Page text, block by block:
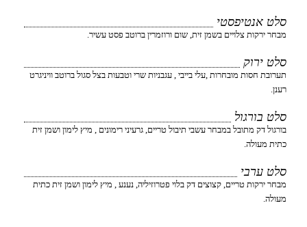
סלט אנטיפסטי
מבחר ירקות צלויים בשמן זית, שום ורוזמרין ברוטב פסט עשיר.
סלט ירוק
תערובת חסות מובחרות ,עלי בייבי , עגבניות שרי וטבעות בצל סגול ברוטב וויניגרט
רענן.
סלט בורגול
בורגול דק מתובל במבחר עשבי תיבול טריים, גרעיני רימונים , מיץ לימון ושמן זית
כתית מעולה.
סלט ערבי
מבחר ירקות טריים, קצוצים דק בלוי פטרוזיליה, נענע , מיץ לימון ושמן זית כתית
מעולה.